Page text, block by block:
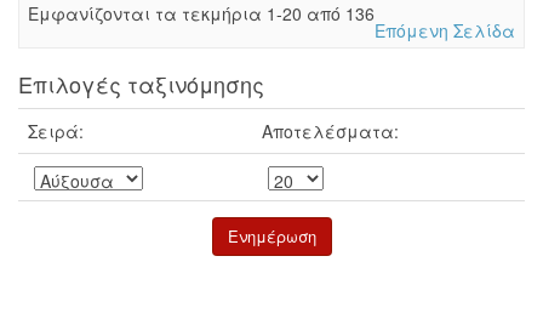
Eμφανίζονται τα τεκμήρια 1-20 από 136
Επόμενη Σελίδα
Επιλογές ταξινόμησης
Σειρά: Αποτελέσματα: